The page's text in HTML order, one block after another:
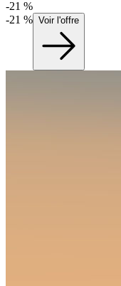
-21 %
-21 % Voir l'offre